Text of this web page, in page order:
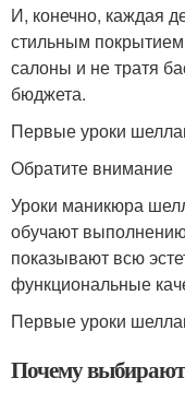
И, конечно, каждая
стильным
салоны и не тратя
бюджета.
Первые уроки
Обратите внимание
Уроки маникюра
обучают
показывают всю
функциональные
Первые уроки
Почему